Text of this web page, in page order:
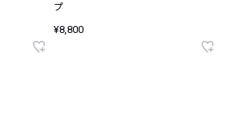
プ
¥8,800